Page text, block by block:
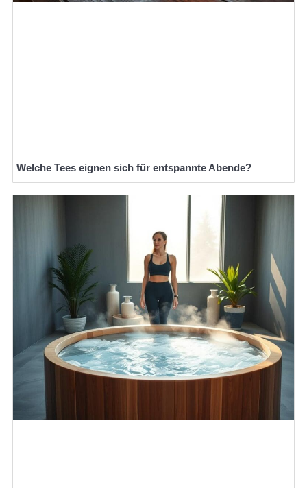
Welche Tees eignen sich für entspannte Abende?